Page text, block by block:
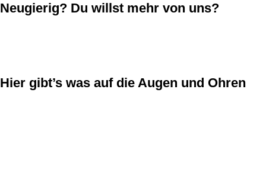
Neugierig? Du willst mehr von uns?
Hier gibt’s was auf die Augen und Ohren